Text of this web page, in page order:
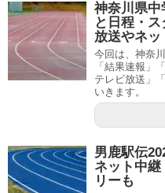
神奈川県中
と日程・
放送やネッ
今回は、神奈
「結果速報」
テレビ放送」
いきます。
男鹿駅伝
ネット中継
リーも